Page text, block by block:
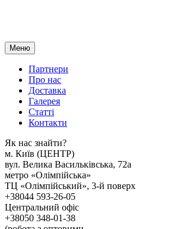
Меню
Партнери
Про нас
Доставка
Галерея
Статтi
Контакти
Як наc знайти?
м. Киïв (ЦЕНТР)
вул. Велика Васильківська, 72а
метро «Олімпійська»
ТЦ «Олімпійський», 3-й поверх
+38044 593-26-05
Центральний офіс
+38050 348-01-38